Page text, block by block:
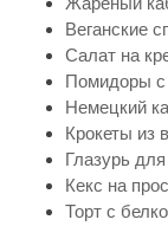
Веганские
Салат на
Помидоры с
Немецкий
Крокеты из
Глазурь
Кекс на
Торт с